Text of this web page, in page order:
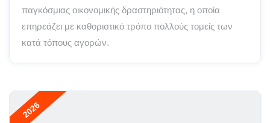
παγκόσμιας οικονομικής δραστηριότητας, η οποία
επηρεάζει με καθοριστικό τρόπο πολλούς τομείς των
κατά τόπους αγορών.
2026